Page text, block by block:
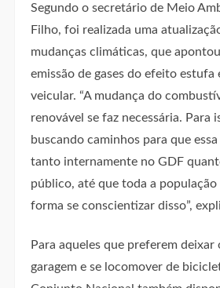
Segundo o secretário de Meio
Filho, foi realizada uma
mudanças climáticas, que
emissão de gases do efeito estufa
veicular. “A mudança do
renovável se faz necessária. Para
buscando caminhos para que
tanto internamente no GDF
público, até que toda a população
forma se conscientizar disso”,
Para aqueles que preferem deixar
garagem e se locomover de